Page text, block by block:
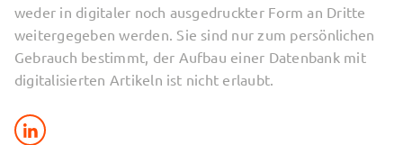
weder in digitaler noch ausgedruckter Form an Dritte
weitergegeben werden. Sie sind nur zum persönlichen
Gebrauch bestimmt, der Aufbau einer Datenbank mit
digitalisierten Artikeln ist nicht erlaubt.